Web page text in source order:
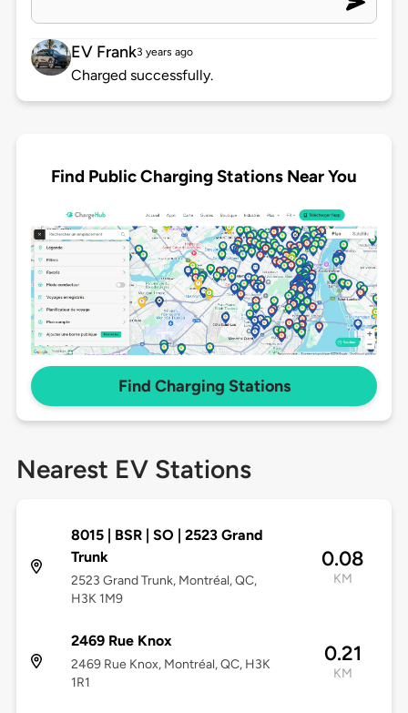
EV Frank3 years ago
Charged successfully.
Find Public Charging Stations Near You
Find Charging Stations
Nearest EV Stations
8015 | BSR | SO | 2523 Grand
Trunk
2523 Grand Trunk, Montréal, QC,
H3K 1M9
0.08
KM
2469 Rue Knox
2469 Rue Knox, Montréal, QC, H3K
1R1
0.21
KM